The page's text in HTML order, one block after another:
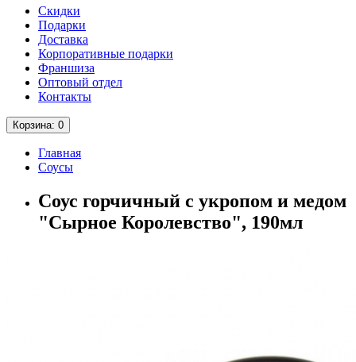
Скидки
Подарки
Доставка
Корпоративные подарки
Франшиза
Оптовый отдел
Контакты
Корзина: 0
Главная
Соусы
Соус горчичный с укропом и медом
"Сырное Королевство", 190мл